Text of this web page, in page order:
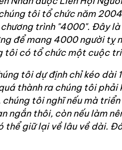
tôi tổ chức năm
trình "4000". Đây
để mang 4000 người tỵ
tôi có tổ chức một cuộc
tôi dự định chỉ kéo dài
thành ra chúng tôi
chúng tôi nghĩ nếu mà
ngắn thôi, còn nếu làm
thể giữ lại về lâu về dài.